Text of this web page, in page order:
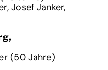
Josef Janker,
(50 Jahre)